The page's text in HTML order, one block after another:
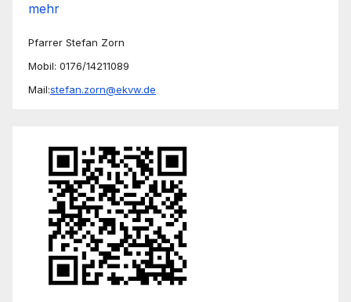
mehr
Pfarrer Stefan Zorn
Mobil: 0176/14211089
Mail:stefan.zorn@ekvw.de